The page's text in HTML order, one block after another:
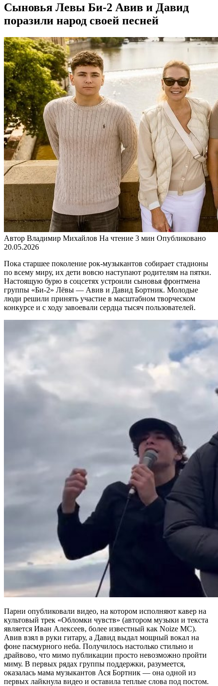
Сыновья Левы Би-2 Авив и Давид
поразили народ своей песней
Автор Владимир Михайлов На чтение 3 мин Опубликовано
20.05.2026
Пока старшее поколение рок-музыкантов собирает стадионы
по всему миру, их дети вовсю наступают родителям на пятки.
Настоящую бурю в соцсетях устроили сыновья фронтмена
группы «Би-2» Лёвы — Авив и Давид Бортник. Молодые
люди решили принять участие в масштабном творческом
конкурсе и с ходу завоевали сердца тысяч пользователей.
Парни опубликовали видео, на котором исполняют кавер на
культовый трек «Обломки чувств» (автором музыки и текста
является Иван Алексеев, более известный как Noize MC).
Авив взял в руки гитару, а Давид выдал мощный вокал на
фоне пасмурного неба. Получилось настолько стильно и
драйвово, что мимо публикации просто невозможно пройти
миму. В первых рядах группы поддержки, разумеется,
оказалась мама музыкантов Ася Бортник — она одной из
первых лайкнула видео и оставила теплые слова под постом.